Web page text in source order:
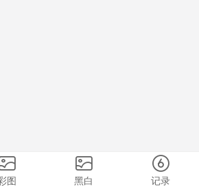
图 黑白 记录